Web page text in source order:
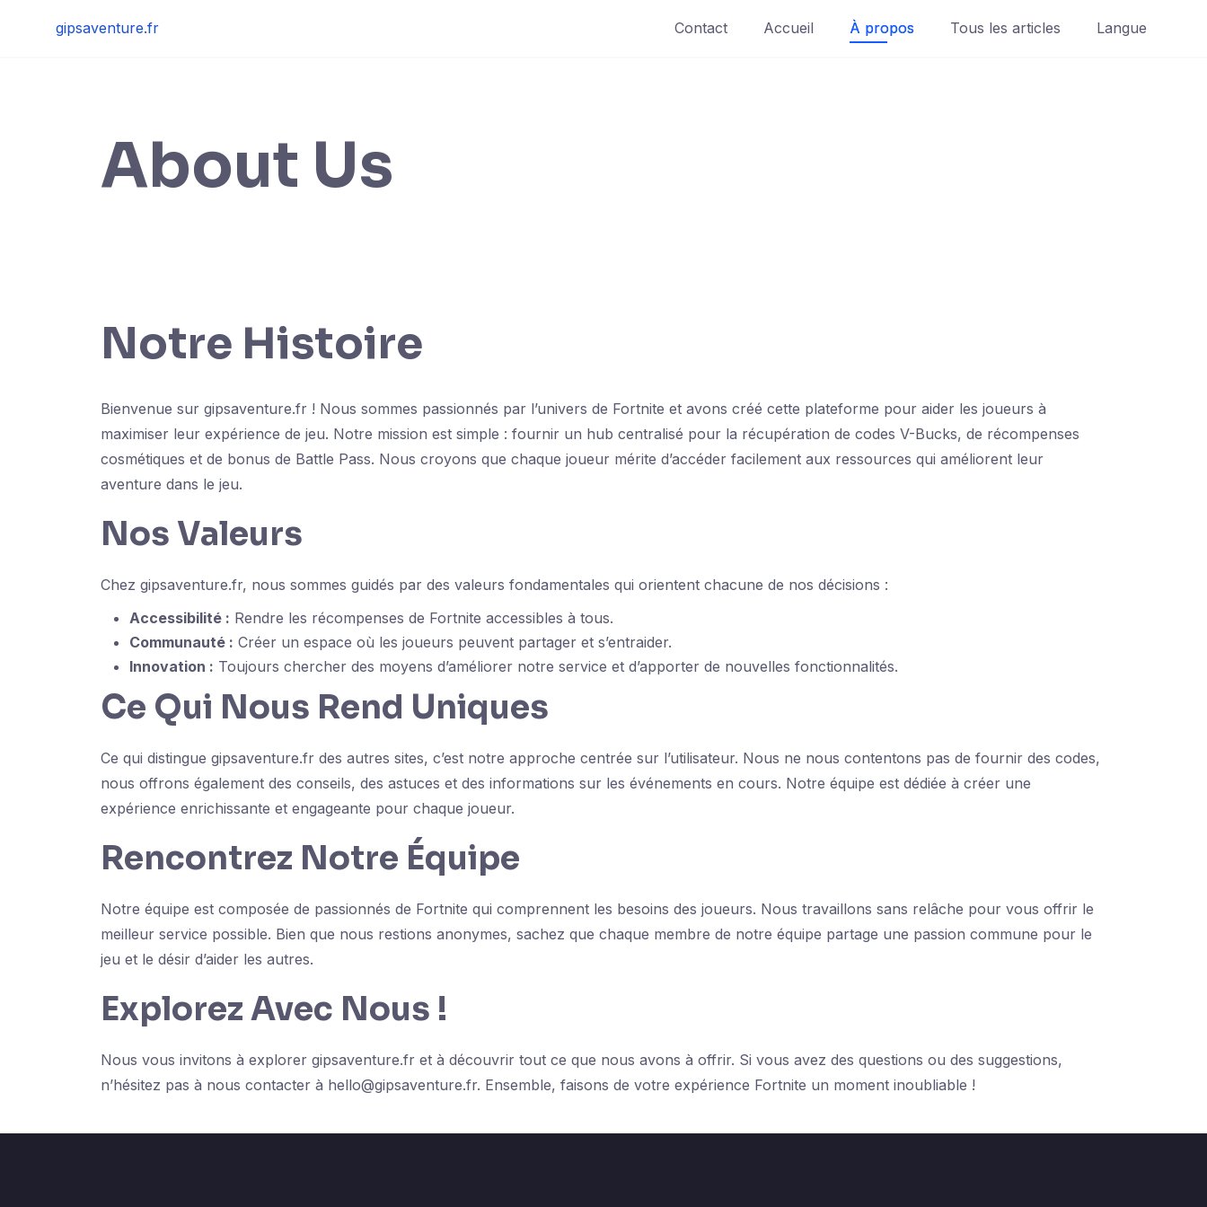
gipsaventure.fr Contact Accueil À propos Tous les articles Langue
About Us
Notre Histoire
Bienvenue sur gipsaventure.fr ! Nous sommes passionnés par l’univers de Fortnite et avons créé cette plateforme pour aider les joueurs à
maximiser leur expérience de jeu. Notre mission est simple : fournir un hub centralisé pour la récupération de codes V-Bucks, de récompenses
cosmétiques et de bonus de Battle Pass. Nous croyons que chaque joueur mérite d’accéder facilement aux ressources qui améliorent leur
aventure dans le jeu.
Nos Valeurs
Chez gipsaventure.fr, nous sommes guidés par des valeurs fondamentales qui orientent chacune de nos décisions :
Accessibilité : Rendre les récompenses de Fortnite accessibles à tous.
Communauté : Créer un espace où les joueurs peuvent partager et s’entraider.
Innovation : Toujours chercher des moyens d’améliorer notre service et d’apporter de nouvelles fonctionnalités.
Ce Qui Nous Rend Uniques
Ce qui distingue gipsaventure.fr des autres sites, c’est notre approche centrée sur l’utilisateur. Nous ne nous contentons pas de fournir des codes,
nous offrons également des conseils, des astuces et des informations sur les événements en cours. Notre équipe est dédiée à créer une
expérience enrichissante et engageante pour chaque joueur.
Rencontrez Notre Équipe
Notre équipe est composée de passionnés de Fortnite qui comprennent les besoins des joueurs. Nous travaillons sans relâche pour vous offrir le
meilleur service possible. Bien que nous restions anonymes, sachez que chaque membre de notre équipe partage une passion commune pour le
jeu et le désir d’aider les autres.
Explorez Avec Nous !
Nous vous invitons à explorer gipsaventure.fr et à découvrir tout ce que nous avons à offrir. Si vous avez des questions ou des suggestions,
n’hésitez pas à nous contacter à hello@gipsaventure.fr. Ensemble, faisons de votre expérience Fortnite un moment inoubliable !